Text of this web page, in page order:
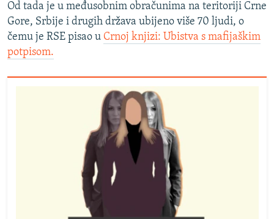
Od tada je u međusobnim obračunima na teritoriji Crne
Gore, Srbije i drugih država ubijeno više 70 ljudi, o
čemu je RSE pisao u Crnoj knjizi: Ubistva s mafijaškim
potpisom.